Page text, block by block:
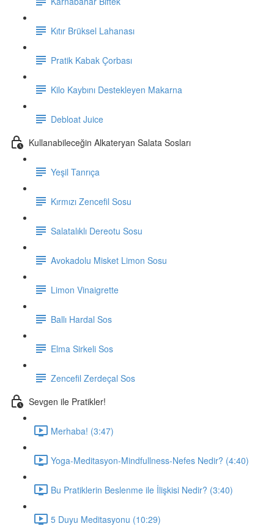
Kıtır Brüksel Lahanası
Pratik Kabak Çorbası
Kilo Kaybını Destekleyen Makarna
Debloat Juice
Kullanabileceğin Alkateryan Salata Sosları
Yeşil Tanrıça
Kırmızı Zencefil Sosu
Salatalıklı Dereotu Sosu
Avokadolu Misket Limon Sosu
Limon Vinaigrette
Ballı Hardal Sos
Elma Sirkeli Sos
Zencefil Zerdeçal Sos
Sevgen ile Pratikler!
Merhaba! (3:47)
Yoga-Meditasyon-Mindfullness-Nefes Nedir? (4:40)
Bu Pratiklerin Beslenme ile İlişkisi Nedir? (3:40)
5 Duyu Meditasyonu (10:29)